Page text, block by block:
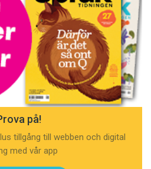
på!
tillgång till webben och digital
med vår app